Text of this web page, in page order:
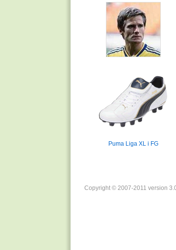
Puma Liga XL i FG
Copyright © 2007-2011 version